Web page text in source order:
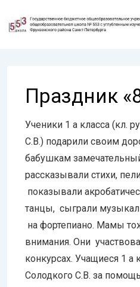
Перейти
Праздник
Ученики 1 а класса (кл.
С.В.) подарили своим
бабушкам
рассказывали стихи,
показывали
танцы, сыграли
на фортепиано. Мамы
внимания. Они
конкурсах. Учащиеся 1 а
Солодкого С.В. за